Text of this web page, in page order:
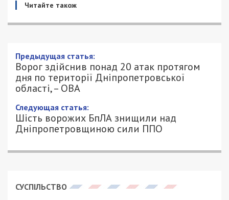
Читайте також
Предыдущая статья:
Ворог здійснив понад 20 атак протягом
дня по території Дніпропетровської
області, – ОВА
Следующая статья:
Шість ворожих БпЛА знищили над
Дніпропетровщиною сили ППО
СУСПІЛЬСТВО